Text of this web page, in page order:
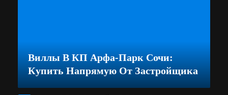
Виллы В КП Арфа-Парк Сочи:
Купить Напрямую От Застройщика